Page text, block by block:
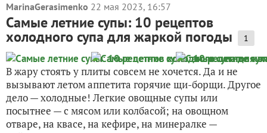
MarinaGerasimenko 22 мая 2023, 16:57
Самые летние супы: 10 рецептов
холодного супа для жаркой погоды 1
В жару стоять у плиты совсем не хочется. Да и не
вызывают летом аппетита горячие щи-борщи. Другое
дело — холодные! Легкие овощные супы или
посытнее — с мясом или колбасой; на овощном
отваре, на квасе, на кефире, на минералке —